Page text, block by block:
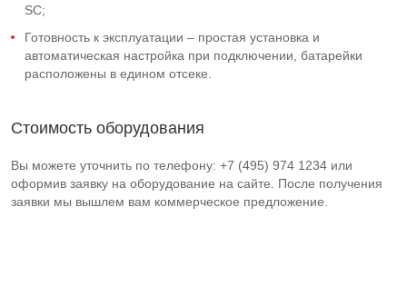
SC;
Готовность к эксплуатации – простая установка и
автоматическая настройка при подключении, батарейки
расположены в едином отсеке.
Стоимость оборудования
Вы можете уточнить по телефону: +7 (495) 974 1234 или
оформив заявку на оборудование на сайте. После получения
заявки мы вышлем вам коммерческое предложение.